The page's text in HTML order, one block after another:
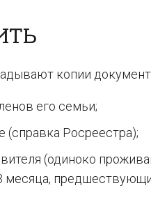
копии
его семьи;
Росреестра);
(одиноко